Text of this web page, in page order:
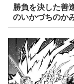
勝負を決した善
のいかづちのか